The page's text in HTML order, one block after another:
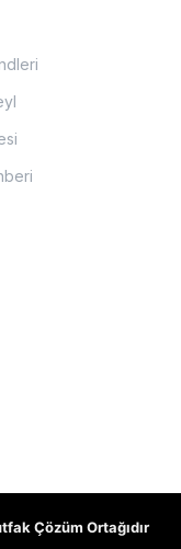
Çözüm Ortağıdır